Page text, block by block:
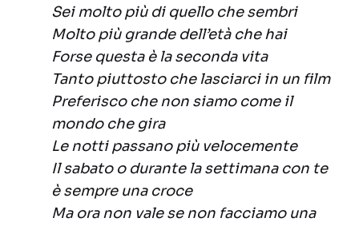
Sei molto più di quello che sembri
Molto più grande dell’età che hai
Forse questa è la seconda vita
Tanto piuttosto che lasciarci in un film
Preferisco che non siamo come il
mondo che gira
Le notti passano più velocemente
Il sabato o durante la settimana con te
è sempre una croce
Ma ora non vale se non facciamo una